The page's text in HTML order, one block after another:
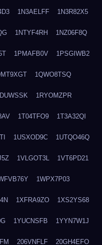
1N3AELFF 1N3R82X5
1NTYF4RH 1NZ06F8Q
1PMAFB0V 1PSGIWB2
1QWO8TSQ
1RYOMZPR
1T04TFO9 1T3A32QI
1USXOD9C 1UTQO46Q
1VLGOT3L 1VT6PD21
1WPX7P03
1XFRA9ZO 1XS2YS68
1YUCNSFB 1YYN7W1J
206VNFLF 20GH4EFO